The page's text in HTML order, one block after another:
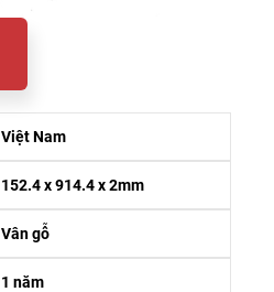
Việt Nam
152.4 x 914.4 x 2mm
Vân gỗ
1 năm